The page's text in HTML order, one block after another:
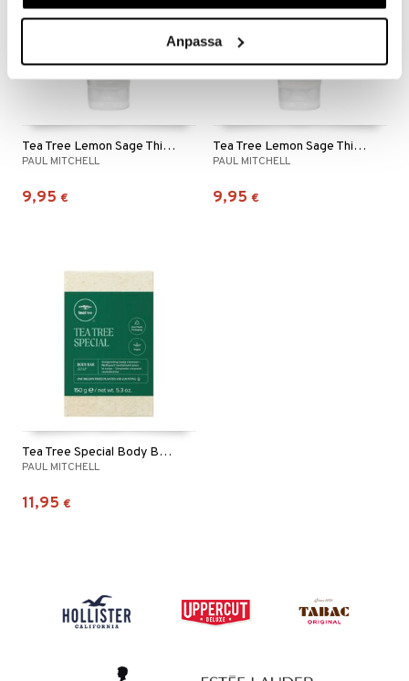
Anpassa
Tea Tree Lemon Sage Thickening Blowout Gel
PAUL MITCHELL
9,95 €
Tea Tree Lemon Sage Thickening Treatment
PAUL MITCHELL
9,95 €
Tea Tree Special Body Bar Soap
PAUL MITCHELL
11,95 €